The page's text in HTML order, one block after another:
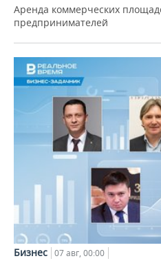
Аренда коммерческих
предпринимателей
Бизнес 07 авг, 00:00